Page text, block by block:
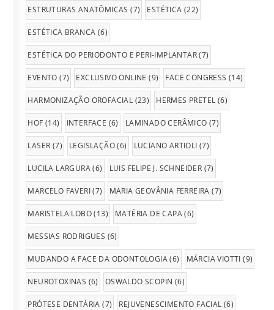
ESTRUTURAS ANATÔMICAS (7) ESTÉTICA (22)
ESTÉTICA BRANCA (6)
ESTÉTICA DO PERIODONTO E PERI-IMPLANTAR(7)
EVENTO (7) EXCLUSIVO ONLINE (9) FACE CONGRESS (14)
HARMONIZAÇÃO OROFACIAL (23) HERMES PRETEL (6)
HOF (14) INTERFACE (6) LAMINADO CERÂMICO (7)
LASER (7) LEGISLAÇÃO(6) LUCIANO ARTIOLI (7)
LUCILA LARGURA(6) LUIS FELIPE J. SCHNEIDER (7)
MARCELO FAVERI(7) MARIA GEOVÂNIA FERREIRA (7)
MARISTELA LOBO(13) MATÉRIA DE CAPA(6)
MESSIAS RODRIGUES (6)
MUDANDO A FACE DA ODONTOLOGIA(6) MÁRCIA VIOTTI (9)
NEUROTOXINAS (6) OSWALDO SCOPIN (6)
PRÓTESE DENTÁRIA (7) REJUVENESCIMENTO FACIAL (6)